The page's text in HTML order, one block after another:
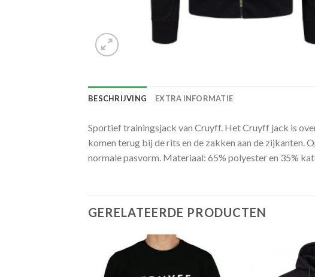
BESCHRIJVING EXTRA INFORMATIE
Sportief trainingsjack van Cruyff. Het Cruyff jack is
komen terug bij de rits en de zakken aan de zijkanten.
normale pasvorm. Materiaal: 65% polyester en 35%
GERELATEERDE PRODUCTEN